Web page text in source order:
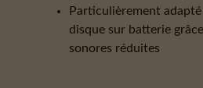
Particulièrement
disque sur batterie
sonores réduites